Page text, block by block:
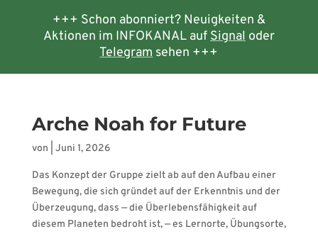
+++ Schon abonniert? Neuigkeiten &
Aktionen im INFOKANAL aufSignaloder
Telegramsehen +++
Arche Noah for Future
von Juni 1, 2026
Das Konzept der Gruppe zielt ab auf den Aufbau einer
Bewegung, die sich gründet auf der Erkenntnis und der
Überzeugung, dass — die Überlebensfähigkeit auf
diesem Planeten bedroht ist, — es Lernorte, Übungsorte,